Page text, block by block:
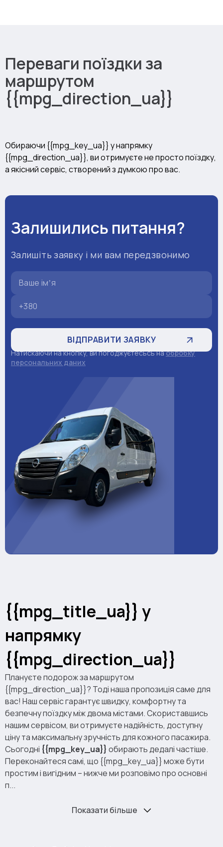
Переваги поїздки за
маршрутом
{{mpg_direction_ua}}
Обираючи {{mpg_key_ua}} у напрямку
{{mpg_direction_ua}}, ви отримуєте не просто поїздку,
а якісний сервіс, створений з думкою про вас.
Залишились питання?
Залишіть заявку і ми вам передзвонимо
Натискаючи на кнопку, ви погоджуєтесьсь наобробку
персональних даних
{{mpg_title_ua}} у
напрямку
{{mpg_direction_ua}}
Плануєте подорож за маршрутом
{{mpg_direction_ua}}? Тоді наша пропозиція саме для
вас! Наш сервіс гарантує швидку, комфортну та
безпечну поїздку між двома містами. Скориставшись
нашим сервісом, ви отримуєте надійність, доступну
ціну та максимальну зручність для кожного пасажира.
Сьогодні {{mpg_key_ua}} обирають дедалі частіше.
Переконайтеся самі, що {{mpg_key_ua}} може бути
простим і вигідним – нижче ми розповімо про основні
п...
Показати більше